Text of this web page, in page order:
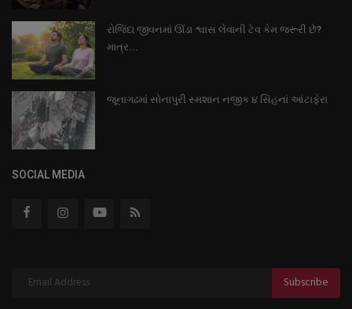
રોજિંદા જીવનમાં ઊંડા શ્વાસ લેવાની ટેવ કેમ જરૂરી છે?
માત્ર...
જૂનાગઢમાં સોનાપુરી સ્મશાન નજીક ૪ સિંહનાં આંટાફેરા
SOCIAL MEDIA
Subscribe